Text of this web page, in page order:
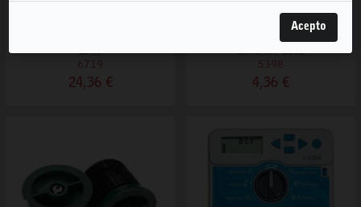
2560
6719
24,36 €
DIFUSOR EMERG. 5 CM. RAIN
BIRD S/T 1802
5398
4,36 €
Acepto